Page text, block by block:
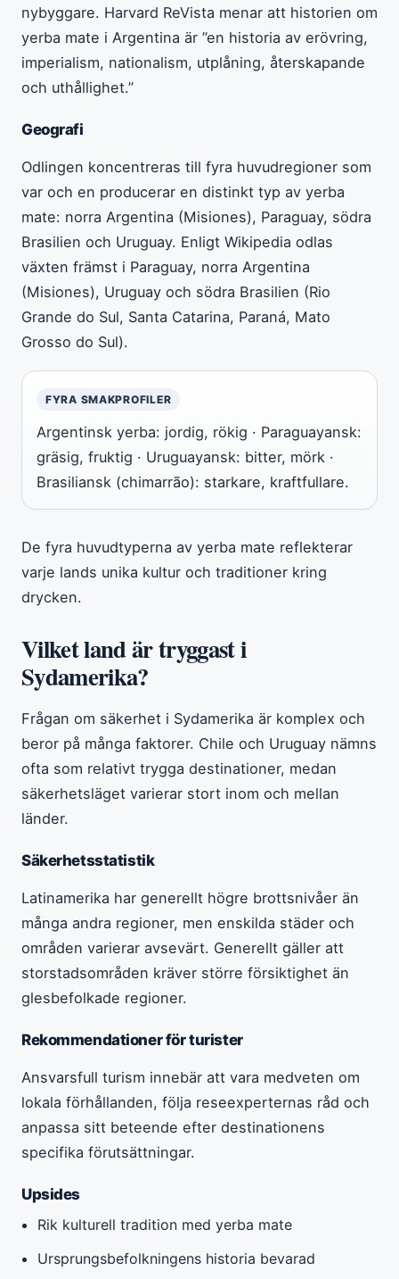
nybyggare. Harvard ReVista menar att historien om
yerba mate i Argentina är ”en historia av erövring,
imperialism, nationalism, utplåning, återskapande
och uthållighet.”
Geografi
Odlingen koncentreras till fyra huvudregioner som
var och en producerar en distinkt typ av yerba
mate: norra Argentina (Misiones), Paraguay, södra
Brasilien och Uruguay. Enligt Wikipedia odlas
växten främst i Paraguay, norra Argentina
(Misiones), Uruguay och södra Brasilien (Rio
Grande do Sul, Santa Catarina, Paraná, Mato
Grosso do Sul).
FYRA SMAKPROFILER
Argentinsk yerba: jordig, rökig · Paraguayansk:
gräsig, fruktig · Uruguayansk: bitter, mörk ·
Brasiliansk (chimarrão): starkare, kraftfullare.
De fyra huvudtyperna av yerba mate reflekterar
varje lands unika kultur och traditioner kring
drycken.
Vilket land är tryggast i
Sydamerika?
Frågan om säkerhet i Sydamerika är komplex och
beror på många faktorer. Chile och Uruguay nämns
ofta som relativt trygga destinationer, medan
säkerhetsläget varierar stort inom och mellan
länder.
Säkerhetsstatistik
Latinamerika har generellt högre brottsnivåer än
många andra regioner, men enskilda städer och
områden varierar avsevärt. Generellt gäller att
storstadsområden kräver större försiktighet än
glesbefolkade regioner.
Rekommendationer för turister
Ansvarsfull turism innebär att vara medveten om
lokala förhållanden, följa reseexperternas råd och
anpassa sitt beteende efter destinationens
specifika förutsättningar.
Upsides
Rik kulturell tradition med yerba mate
Ursprungsbefolkningens historia bevarad